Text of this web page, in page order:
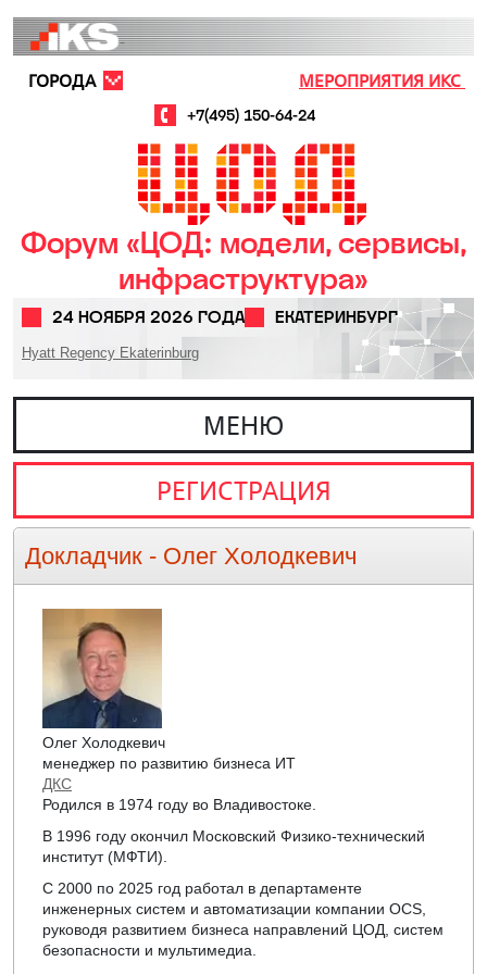
МЕРОПРИЯТИЯ ИКС
+7(495) 150-64-24
ГОРОДА
Форум «ЦОД: модели, сервисы,
инфраструктура»
24 НОЯБРЯ 2026 ГОДА ЕКАТЕРИНБУРГ
Hyatt Regency Ekaterinburg
МЕНЮ
РЕГИСТРАЦИЯ
Докладчик - Олег Холодкевич
Олег Холодкевич
менеджер по развитию бизнеса ИТ
ДКС
Родился в 1974 году во Владивостоке.
В 1996 году окончил Московский Физико-технический
институт (МФТИ).
С 2000 по 2025 год работал в департаменте
инженерных систем и автоматизации компании OCS,
руководя развитием бизнеса направлений ЦОД, систем
безопасности и мультимедиа.